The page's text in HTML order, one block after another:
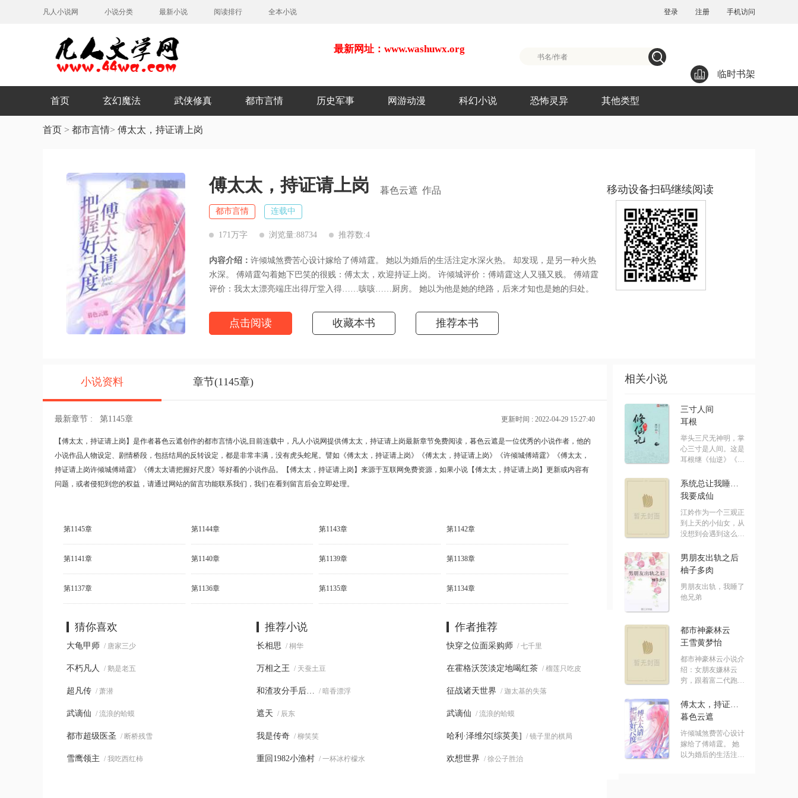
凡人小说网 小说分类 最新小说 阅读排行 全本小说 登录 注册 手机访问
最新网址：www.washuwx.org
临时书架
首页 玄幻魔法 武侠修真 都市言情 历史军事 网游动漫 科幻小说 恐怖灵异 其他类型
首页 > 都市言情> 傅太太，持证请上岗
傅太太，持证请上岗 暮色云遮 作品
都市言情 连载中
171万字 浏览量:88734 推荐数:4
内容介绍： 许倾城煞费苦心设计嫁给了傅靖霆。 她以为婚后的生活注定水深火热。 却发现，是另一种火热
水深。 傅靖霆勾着她下巴笑的很贱：傅太太，欢迎持证上岗。 许倾城评价：傅靖霆这人又骚又贱。 傅靖霆
评价：我太太漂亮端庄出得厅堂入得……咳咳……厨房。 她以为他是她的绝路，后来才知也是她的归处。
http://www.washuwx.org/book/66453.html）
点击阅读 收藏本书 推荐本书
移动设备扫码继续阅读
小说资料 章节(1145章)
最新章节 : 第1145章 更新时间 : 2022-04-29 15:27:40
【傅太太，持证请上岗 】是作者暮色云遮创作的都市言情小说,目前连载中，凡人小说网提供傅太太，持证请上岗最新章节免费阅读，暮色云遮是一位优秀的小说作者，他的
小说作品人物设定、剧情桥段，包括结局的反转设定，都是非常丰满，没有虎头蛇尾。譬如 《傅太太，持证请上岗》 《傅太太，持证请上岗》 《许倾城傅靖霆》
《傅太太，
持证请上岗许倾城傅靖霆》
《傅太太请把握好尺度》 等好看的小说作品。【傅太太，持证请上岗】来源于互联网免费资源，如果小说【傅太太，持证请上岗】更新或内容有
问题，或者侵犯到您的权益，请通过网站的留言功能联系我们，我们在看到留言后会立即处理。
第1145章 第1144章 第1143章 第1142章
第1141章 第1140章 第1139章 第1138章
第1137章 第1136章 第1135章 第1134章
猜你喜欢
大龟甲师 / 唐家三少
不朽凡人 / 鹅是老五
超凡传 / 萧潜
武谪仙 / 流浪的蛤蟆
都市超级医圣 / 断桥残雪
雪鹰领主 / 我吃西红柿
推荐小说
长相思 / 桐华
万相之王 / 天蚕土豆
和渣攻分手后… / 暗香漂浮
遮天 / 辰东
我是传奇 / 柳笑笑
重回1982小渔村 / 一杯冰柠檬水
作者推荐
快穿之位面采购师 / 七千里
在霍格沃茨淡定地喝红茶 / 榴莲只吃皮
征战诸天世界 / 迦太基的失落
武谪仙 / 流浪的蛤蟆
哈利·泽维尔[综英美] / 镜子里的棋局
欢想世界 / 徐公子胜治
相关小说
三寸人间
耳根
举头三尺无神明，掌
心三寸是人间。这是
耳根继《仙逆》《求
系统总让我睡男主[快穿]
我要成仙
江妗作为一个三观正
到上天的小仙女，从
没想到会遇到这么没
男朋友出轨之后
柚子多肉
男朋友出轨，我睡了
他兄弟
都市神豪林云
王雪黄梦怡
都市神豪林云小说介
绍：女朋友嫌林云
穷，跟着富二代跑
傅太太，持证请上岗
暮色云遮
许倾城煞费苦心设计
嫁给了傅靖霆。 她
以为婚后的生活注定